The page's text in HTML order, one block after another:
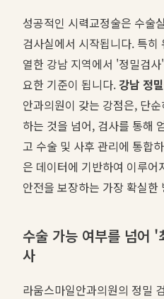
성공적인 시력교정술은 수술
검사실에서 시작됩니다. 특히
열한 강남 지역에서 '정밀검
요한 기준이 됩니다. 강남 정
안과의원이 갖는 강점은, 단
하는 것을 넘어, 검사를 통해
고 수술 및 사후 관리에 통합
은 데이터에 기반하여 이루
안전을 보장하는 가장 확실한
수술 가능 여부를 넘어
사
라움스마일안과의원의 정밀